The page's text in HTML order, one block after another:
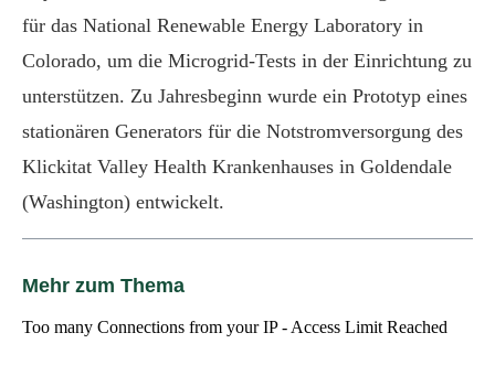
für das National Renewable Energy Laboratory in
Colorado, um die Microgrid-Tests in der Einrichtung zu
unterstützen. Zu Jahresbeginn wurde ein Prototyp eines
stationären Generators für die Notstromversorgung des
Klickitat Valley Health Krankenhauses in Goldendale
(Washington) entwickelt.
Mehr zum Thema